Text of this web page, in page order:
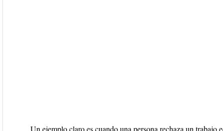
Un ejemplo claro es cuando una persona rechaza un trabajo